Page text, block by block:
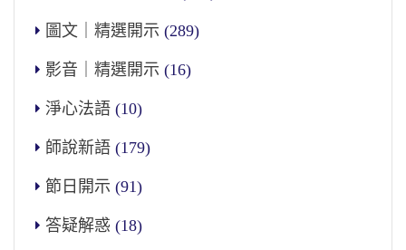
圖文｜精選開示 (289)
影音｜精選開示 (16)
淨心法語 (10)
師說新語 (179)
節日開示 (91)
答疑解惑 (18)